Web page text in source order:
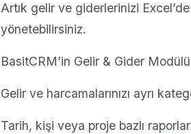
Artık gelir ve giderlerinizi
yönetebilirsiniz.
BasitCRM’in Gelir & Gider
Gelir ve harcamalarınızı ayrı
Tarih, kişi veya proje bazlı